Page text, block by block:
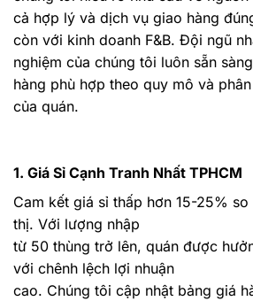
cả hợp lý và dịch vụ giao hàng
còn với kinh doanh F&B. Đội ngũ
nghiệm của chúng tôi luôn sẵn
hàng phù hợp theo quy mô và
của quán.
1. Giá Sỉ Cạnh Tranh Nhất TPHCM
Cam kết giá sỉ thấp hơn 15-25%
thị. Với lượng nhập
từ 50 thùng trở lên, quán được
với chênh lệch lợi nhuận
cao. Chúng tôi cập nhật bảng giá